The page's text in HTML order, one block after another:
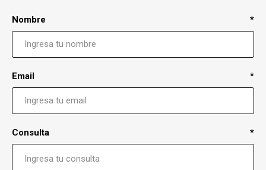
Nombre *
Email *
Consulta *